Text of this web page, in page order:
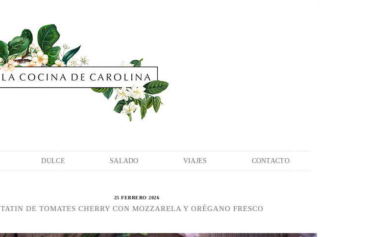
DULCE SALADO VIAJES CONTACTO
25 FEBRERO 2026
TATIN DE TOMATES CHERRY CON MOZZARELA Y ORÉGANO FRESCO